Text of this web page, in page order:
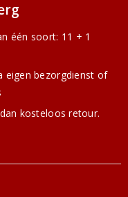
één soort: 11 + 1
eigen bezorgdienst of
kosteloos retour.